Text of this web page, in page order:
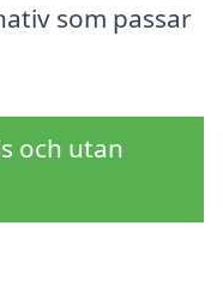
som passar
och utan